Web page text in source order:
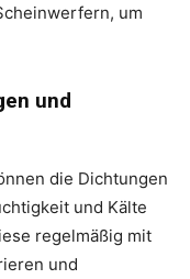
um
und
die Dichtungen
und Kälte
regelmäßig mit
und